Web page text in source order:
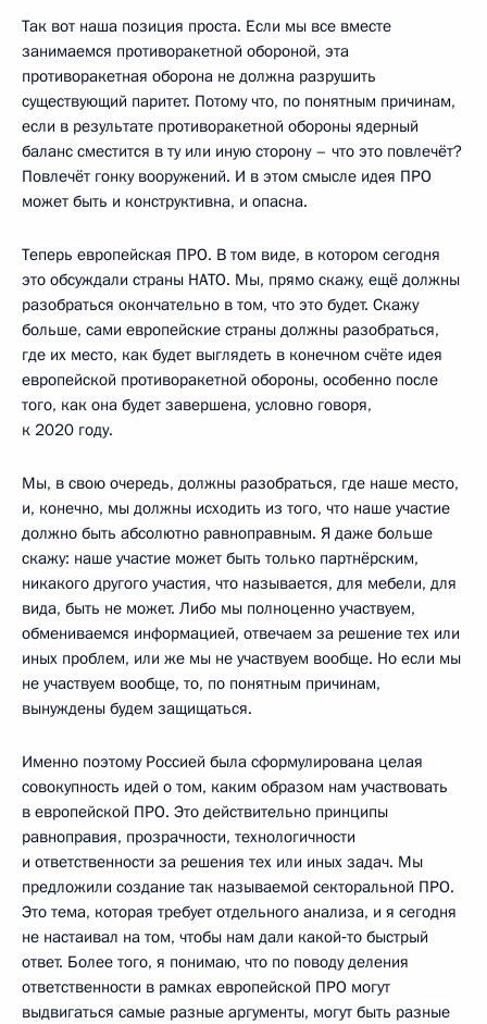
Так вот наша позиция проста. Если мы все вместе
занимаемся противоракетной обороной, эта
противоракетная оборона не должна разрушить
существующий паритет. Потому что, по понятным причинам,
если в результате противоракетной обороны ядерный
баланс сместится в ту или иную сторону – что это повлечёт?
Повлечёт гонку вооружений. И в этом смысле идея ПРО
может быть и конструктивна, и опасна.
Теперь европейская ПРО. В том виде, в котором сегодня
это обсуждали страны НАТО. Мы, прямо скажу, ещё должны
разобраться окончательно в том, что это будет. Скажу
больше, сами европейские страны должны разобраться,
где их место, как будет выглядеть в конечном счёте идея
европейской противоракетной обороны, особенно после
того, как она будет завершена, условно говоря,
к 2020 году.
Мы, в свою очередь, должны разобраться, где наше место,
и, конечно, мы должны исходить из того, что наше участие
должно быть абсолютно равноправным. Я даже больше
скажу: наше участие может быть только партнёрским,
никакого другого участия, что называется, для мебели, для
вида, быть не может. Либо мы полноценно участвуем,
обмениваемся информацией, отвечаем за решение тех или
иных проблем, или же мы не участвуем вообще. Но если мы
не участвуем вообще, то, по понятным причинам,
вынуждены будем защищаться.
Именно поэтому Россией была сформулирована целая
совокупность идей о том, каким образом нам участвовать
в европейской ПРО. Это действительно принципы
равноправия, прозрачности, технологичности
и ответственности за решения тех или иных задач. Мы
предложили создание так называемой секторальной ПРО.
Это тема, которая требует отдельного анализа, и я сегодня
не настаивал на том, чтобы нам дали какой‑то быстрый
ответ. Более того, я понимаю, что по поводу деления
ответственности в рамках европейской ПРО могут
выдвигаться самые разные аргументы, могут быть разные